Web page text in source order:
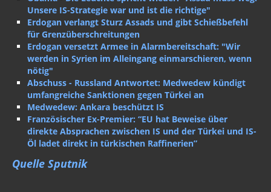
Unsere IS-Strategie war und ist die richtige"
Erdogan verlangt Sturz Assads und gibt Schießbefehl
für Grenzüberschreitungen
Erdogan versetzt Armee in Alarmbereitschaft: "Wir
werden in Syrien im Alleingang einmarschieren, wenn
nötig"
Abschuss - Russland Antwortet: Medwedew kündigt
umfangreiche Sanktionen gegen Türkei an
Medwedew: Ankara beschützt IS
Französischer Ex-Premier: “EU hat Beweise über
direkte Absprachen zwischen IS und der Türkei und IS-
Öl ladet direkt in türkischen Raffinerien”
Quelle Sputnik